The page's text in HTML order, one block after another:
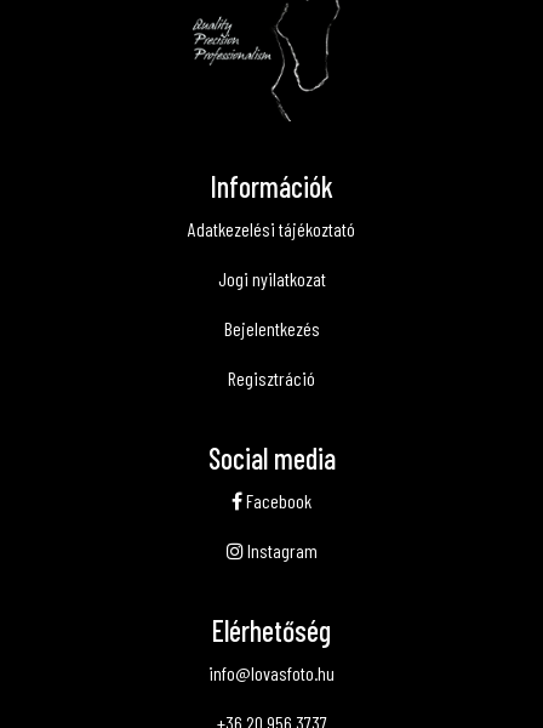
Információk
Adatkezelési tájékoztató
Jogi nyilatkozat
Bejelentkezés
Regisztráció
Social media
Facebook
Instagram
Elérhetőség
info@lovasfoto.hu
+36 20 956 3737